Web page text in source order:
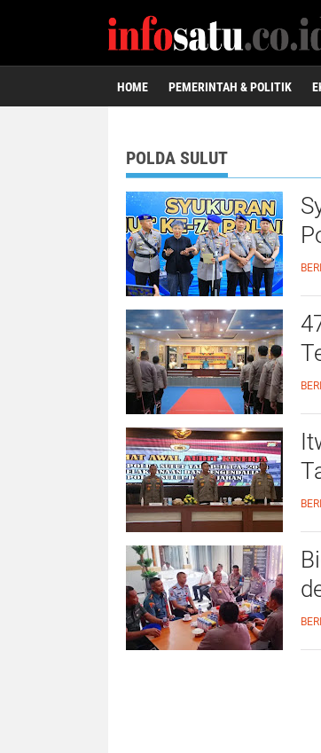
HOME PEMERINTAH & POLITIK
POLDA SULUT